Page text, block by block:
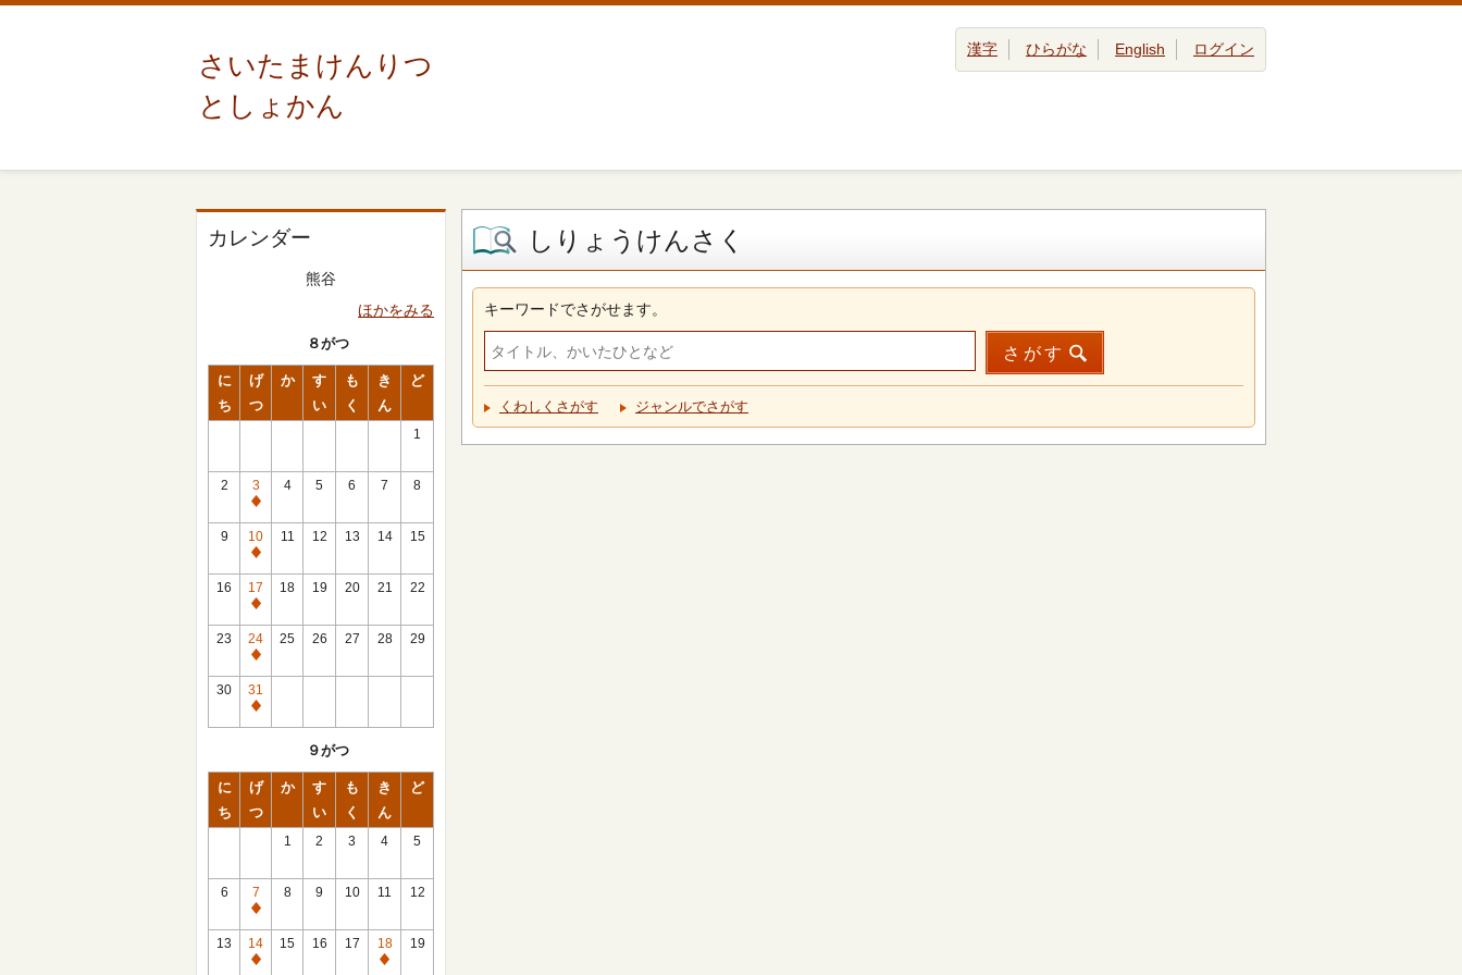
さいたまけんりつ
としょかん
漢字 ひらがな English ログイン
カレンダー
熊谷
ほかをみる
８がつ
に
ち
げ
つ
か
す
い
も
く
き
ん
ど
1
2
3
休
館
日
4 5 6 7 8
9
10
休
館
日
11 12 13 14 15
16
17
休
館
日
18 19 20 21 22
23
24
休
館
日
25 26 27 28 29
30
31
休
９がつ
に
ち
げ
つ
か
す
い
も
く
き
ん
ど
1 2 3 4 5
6
7
休
館
日
8 9 10 11 12
13
14
休
15 16 17
18
休
19
しりょうけんさく
キーワードでさがせます。
さがす
くわしくさがす ジャンルでさがす